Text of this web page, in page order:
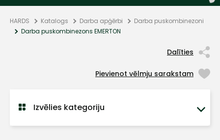
HARDS Katalogs Darba apģērbi
Darba puskombinezoni
Darba puskombinezons EMERTON
Dalīties
Pievienot vēlmju sarakstam
Izvēlies kategoriju